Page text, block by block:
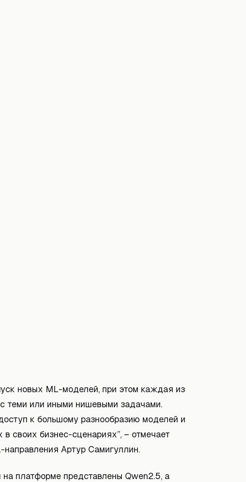
новых ML-моделей, при этом каждая из
теми или иными нишевыми задачами.
к большому разнообразию моделей и
в своих бизнес-сценариях”, – отмечает
направления Артур Самигуллин.
платформе представлены Qwen2.5, а